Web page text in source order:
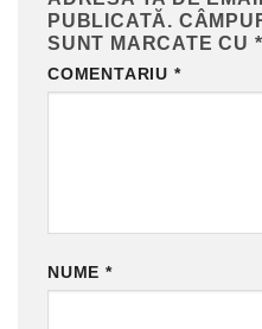
PUBLICATĂ.
SUNT MARCATE CU *
COMENTARIU *
NUME *